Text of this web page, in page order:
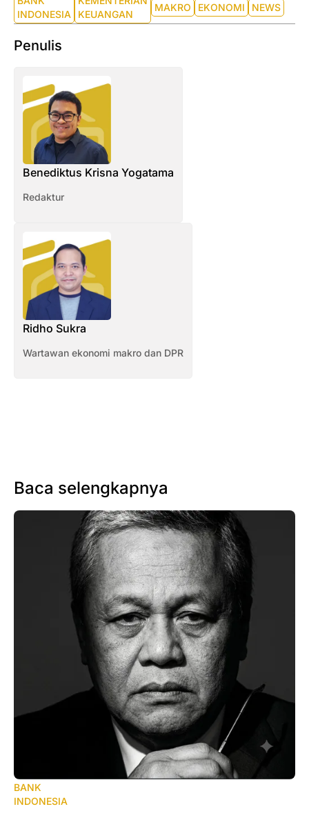
INDONESIA
KEUANGAN
MAKRO EKONOMI NEWS
Penulis
Benediktus Krisna Yogatama
Redaktur
Ridho Sukra
Wartawan ekonomi makro dan DPR
Baca selengkapnya
BANK
INDONESIA